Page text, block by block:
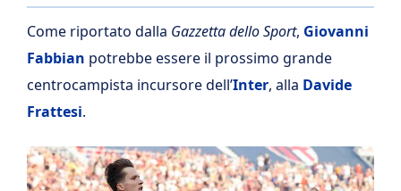
Come riportato dalla Gazzetta dello Sport, Giovanni
Fabbian potrebbe essere il prossimo grande
centrocampista incursore dell’Inter, alla Davide
Frattesi.